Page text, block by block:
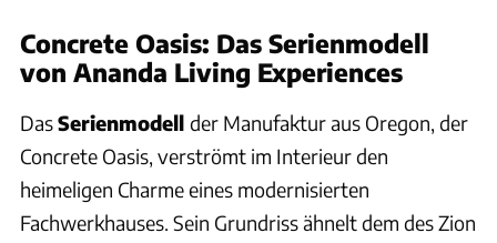
Concrete Oasis: Das Serienmodell
von Ananda Living Experiences
DasSerienmodell der Manufaktur aus Oregon, der
Concrete Oasis, verströmt im Interieur den
heimeligen Charme eines modernisierten
Fachwerkhauses. Sein Grundriss ähnelt dem des Zion